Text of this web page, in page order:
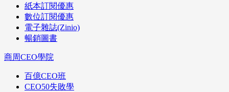
紙本訂閱優惠
數位訂閱優惠
電子雜誌(Zinio)
暢銷圖書
商周CEO學院
百億CEO班
CEO50失敗學